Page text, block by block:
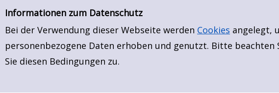
Erweiterte Suche
Informationen zum Datenschutz
Bei der Verwendung dieser Webseite werden Cookies angelegt,
personenbezogene Daten erhoben und genutzt. Bitte beachten
Sie diesen Bedingungen zu.
Zur Detailanzeige springen
Zur erweiterten Suche springen